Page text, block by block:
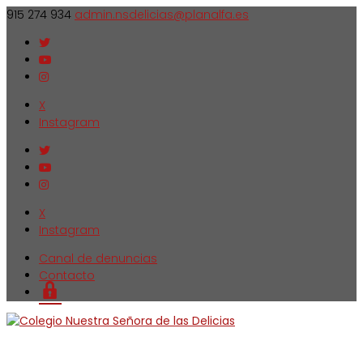
915 274 934 admin.nsdelicias@planalfa.es
X
Instagram
X
Instagram
Canal de denuncias
Contacto